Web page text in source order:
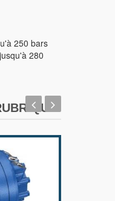
250 bars
280